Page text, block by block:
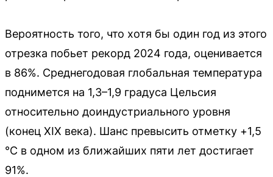
Вероятность того, что хотя бы один год из этого
отрезка побьет рекорд 2024 года, оценивается
в 86%. Среднегодовая глобальная температура
поднимется на 1,3–1,9 градуса Цельсия
относительно доиндустриального уровня
(конец XIX века). Шанс превысить отметку +1,5
°C в одном из ближайших пяти лет достигает
91%.